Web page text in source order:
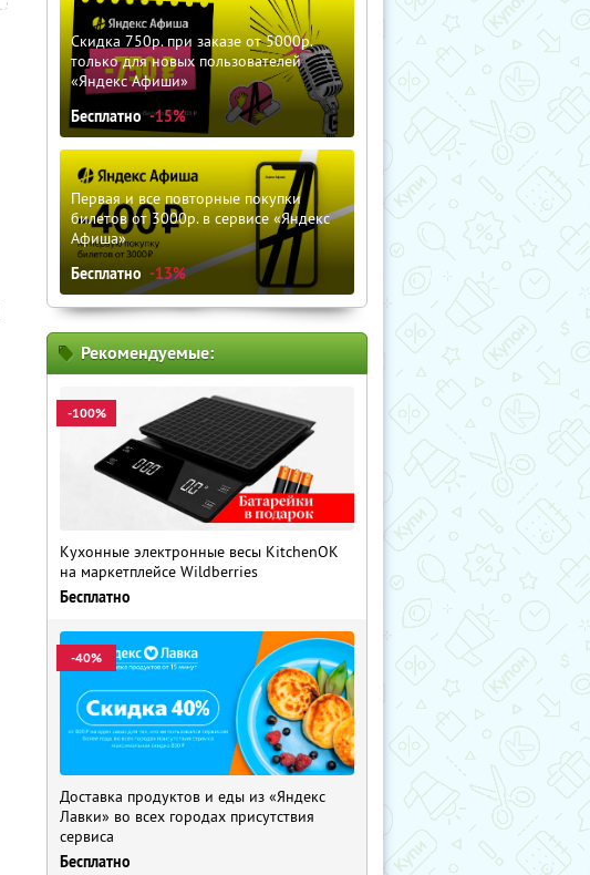
Скидка 750р. при заказе от 5000р.
только для новых пользователей
«Яндекс Афиши»
Бесплатно -15%
Первая и все повторные покупки
билетов от 3000р. в сервисе «Яндекс
Афиша»
Бесплатно -13%
Рекомендуемые:
-100%
Кухонные электронные весы KitchenOK
на маркетплейсе Wildberries
Бесплатно
-40%
Доставка продуктов и еды из «Яндекс
Лавки» во всех городах присутствия
сервиса
Бесплатно